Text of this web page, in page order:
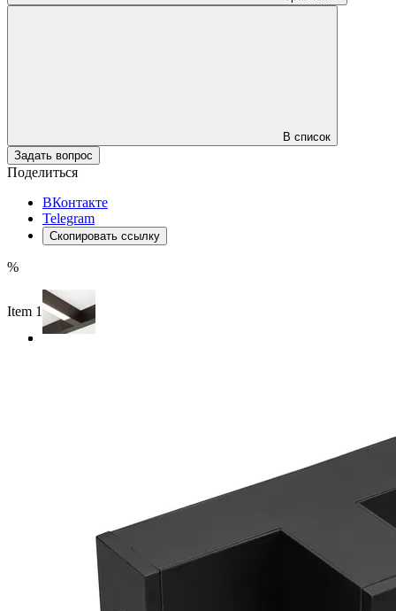
В список
Задать вопрос
Поделиться
ВКонтакте
Telegram
Скопировать ссылку
%
Item 1 of 3